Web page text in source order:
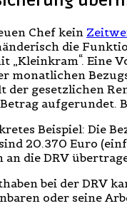
Chef kein
die
„Kleinkram“. Eine
monatlichen
gesetzlichen
aufgerundet.
Beispiel: Die
20.370 Euro
an die DRV
bei der DRV
oder seine